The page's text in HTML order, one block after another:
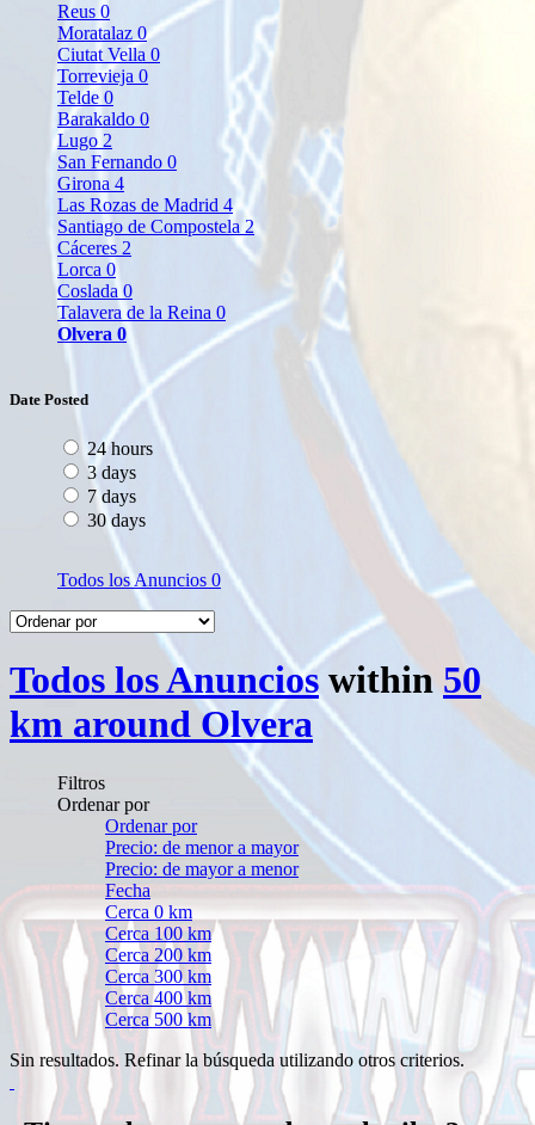
Reus 0
Moratalaz 0
Ciutat Vella 0
Torrevieja 0
Telde 0
Barakaldo 0
Lugo 2
San Fernando 0
Girona 4
Las Rozas de Madrid 4
Santiago de Compostela2
Cáceres 2
Lorca 0
Coslada 0
Talavera de la Reina 0
Olvera 0
Date Posted
24 hours
3 days
7 days
30 days
Todos los Anuncios 0
Todos los Anuncios within50
km around Olvera
Filtros
Ordenar por
Ordenar por
Precio: de menor a mayor
Precio: de mayor a menor
Fecha
Cerca 0 km
Cerca 100 km
Cerca 200 km
Cerca 300 km
Cerca 400 km
Cerca 500 km
Sin resultados. Refinar la búsqueda utilizando otros criterios.